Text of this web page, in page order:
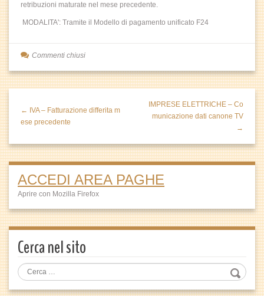
retribuzioni maturate nel mese precedente.
MODALITA': Tramite il Modello di pagamento unificato F24
Commenti chiusi
← IVA – Fatturazione differita m
ese precedente
IMPRESE ELETTRICHE – Co
municazione dati canone TV
→
ACCEDI AREA PAGHE
Aprire con Mozilla Firefox
Cerca nel sito